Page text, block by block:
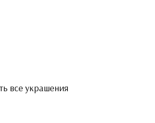
все украшения